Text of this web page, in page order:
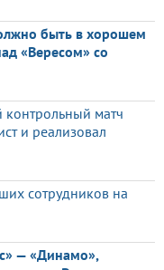
быть в хорошем
«Вересом» со
матч
и реализовал
сотрудников на
— «Динамо»,